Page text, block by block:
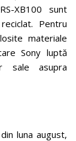
XB100 sunt
Pentru
materiale
Sony luptă
sale asupra
luna august,